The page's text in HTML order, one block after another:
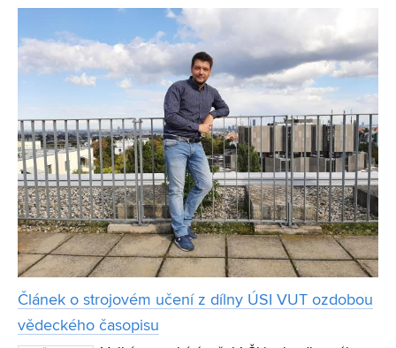
další mechanické vlastnosti vulkanických hornin a ja
Článek o strojovém učení z dílny ÚSI VUT ozdobou
vědeckého časopisu